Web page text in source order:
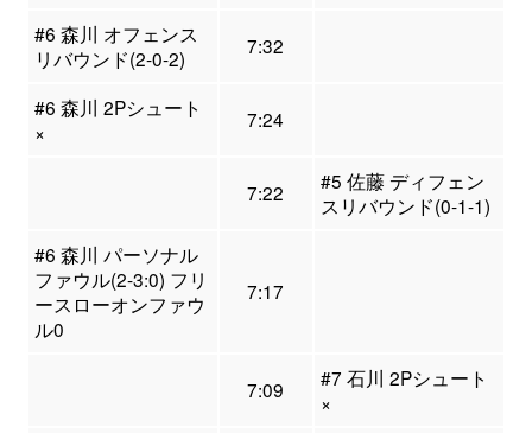
#6 森川 オフェンス
リバウンド(2-0-2)
7:32
#6 森川 2Pシュート
×
7:24
7:22
#5 佐藤 ディフェン
スリバウンド(0-1-1)
#6 森川 パーソナル
ファウル(2-3:0) フリ
ースローオンファウ
ル0
7:17
7:09
#7 石川 2Pシュート
×